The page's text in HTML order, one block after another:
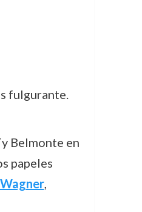
fulgurante.
Belmonte en
papeles
Wagner,